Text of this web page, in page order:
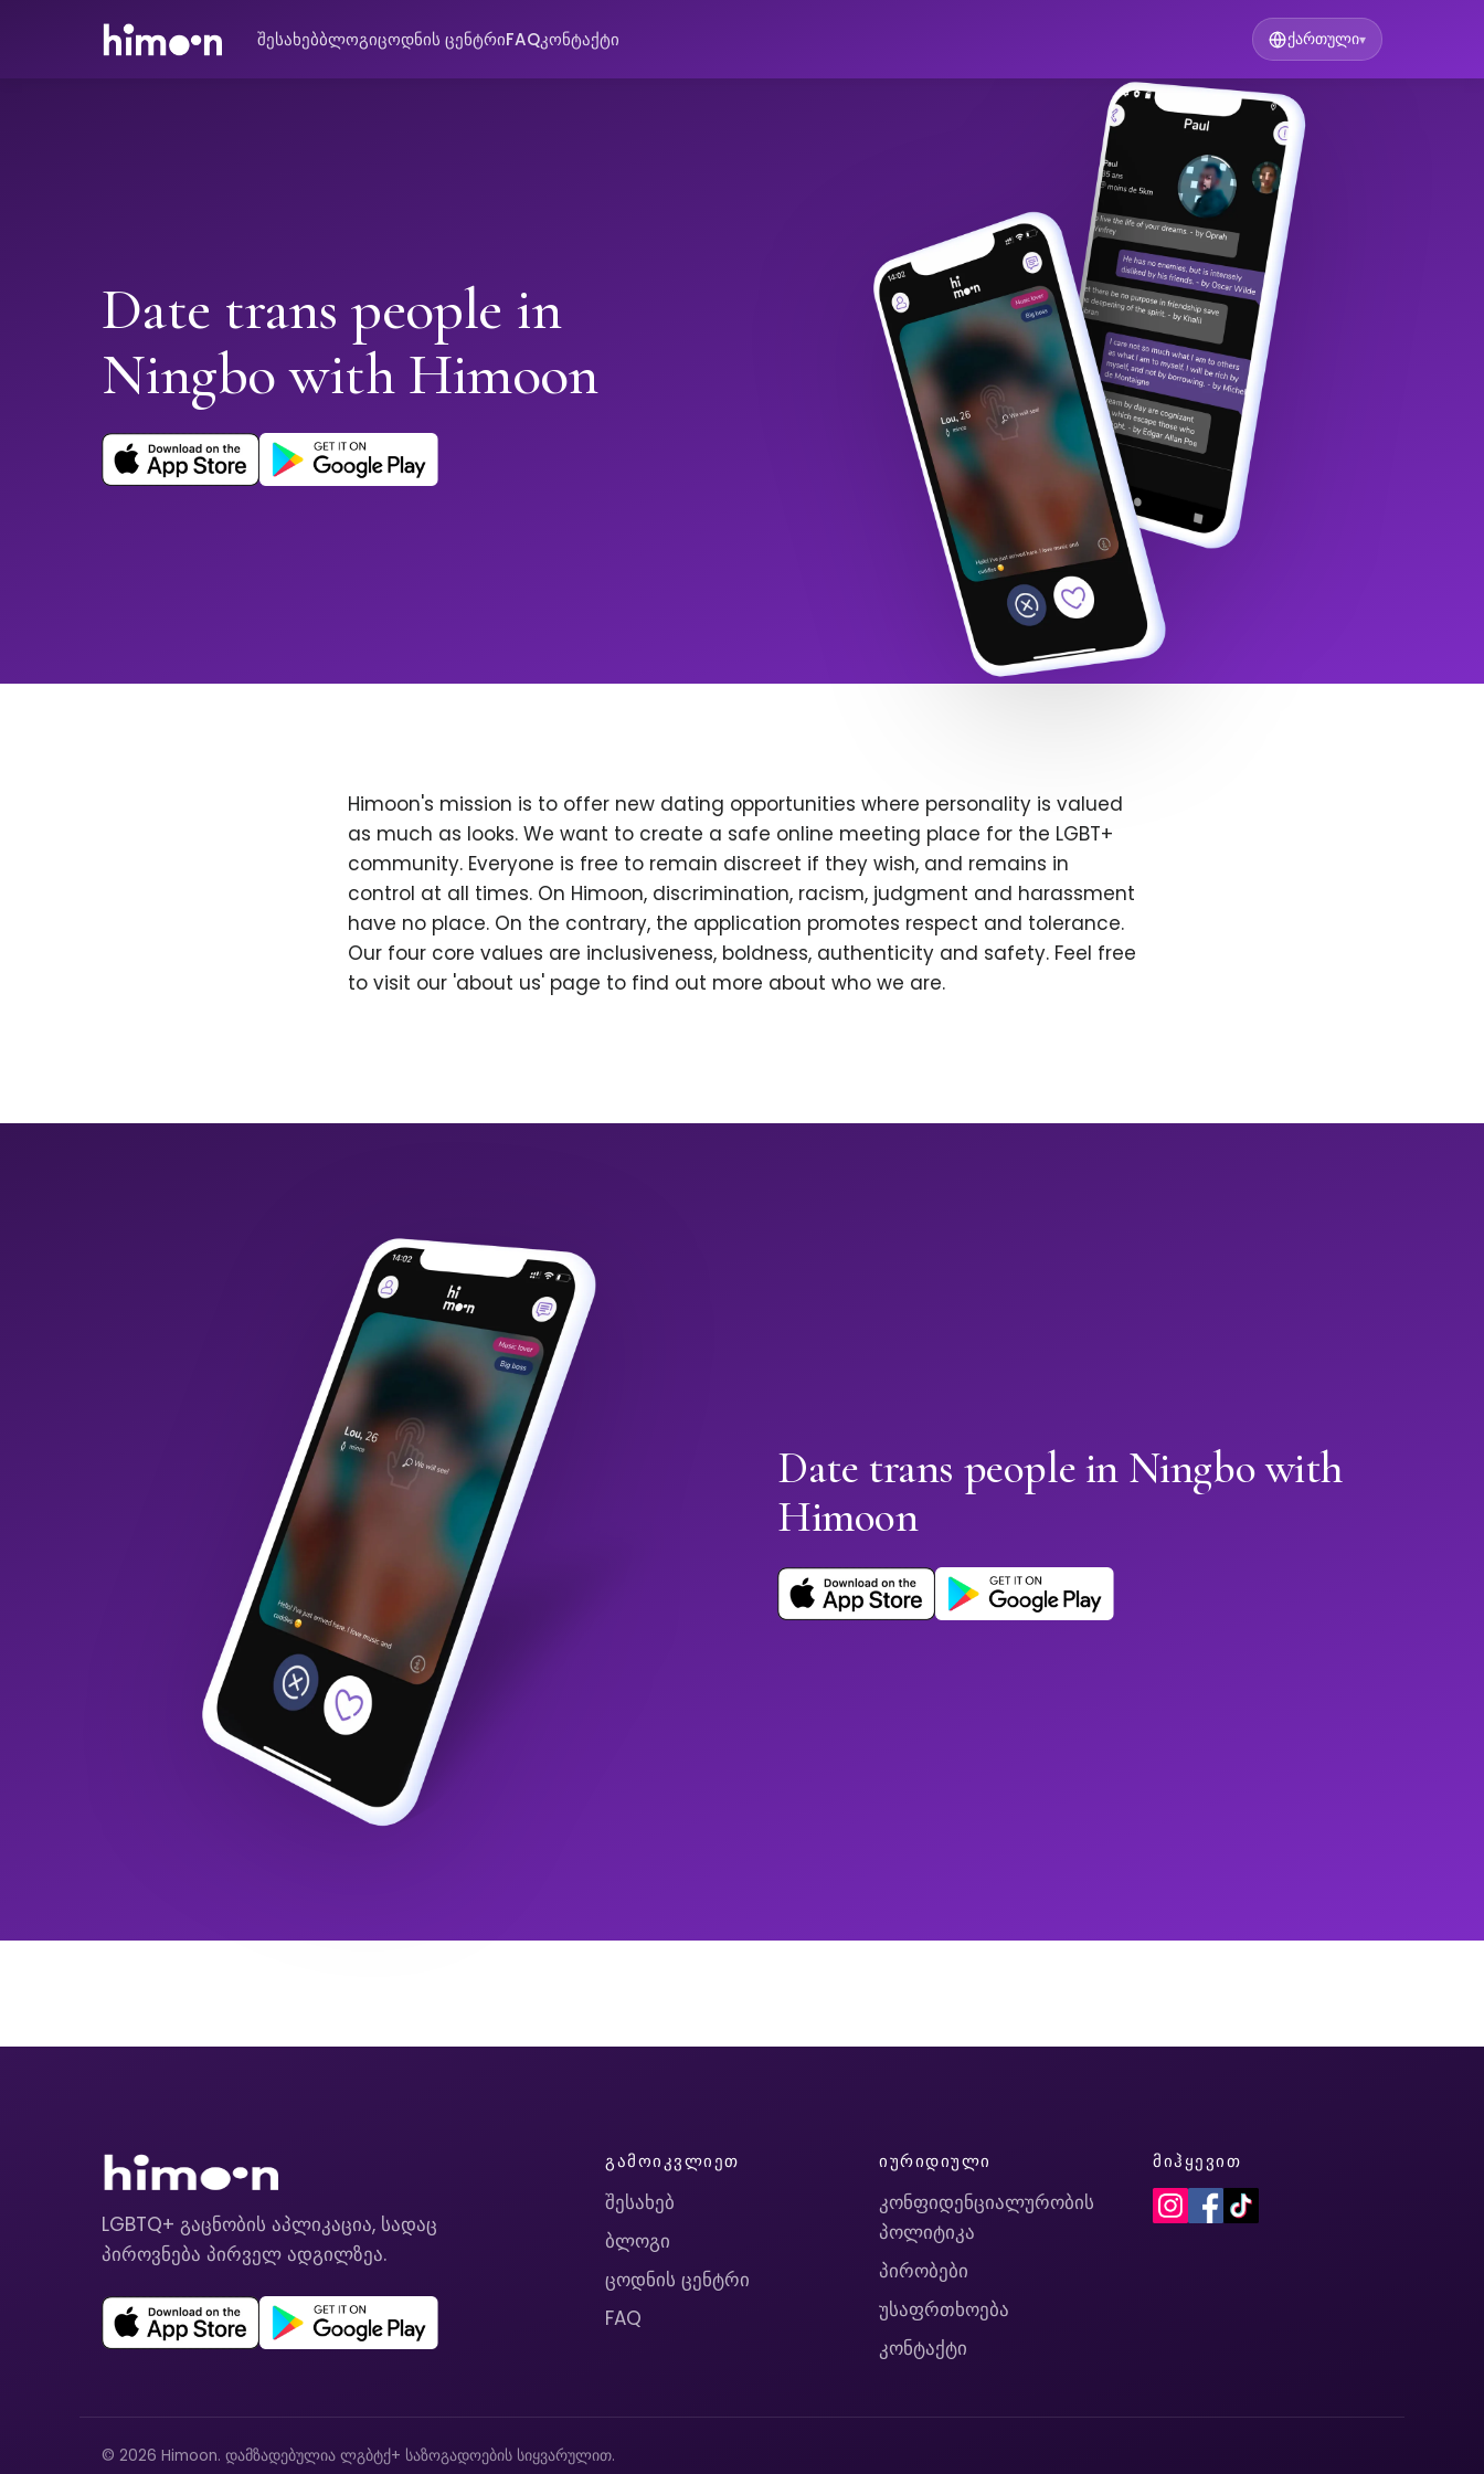
შესახებბლოგიცოდნის ცენტრიFAQკონტაქტი ქართული▾
Date trans people in
Ningbo with Himoon
Himoon's mission is to offer new dating opportunities where personality is valued
as much as looks. We want to create a safe online meeting place for the LGBT+
community. Everyone is free to remain discreet if they wish, and remains in
control at all times. On Himoon, discrimination, racism, judgment and harassment
have no place. On the contrary, the application promotes respect and tolerance.
Our four core values are inclusiveness, boldness, authenticity and safety. Feel free
to visit our 'about us' page to find out more about who we are.
Date trans people in Ningbo with
Himoon
LGBTQ+ გაცნობის აპლიკაცია, სადაც
პიროვნება პირველ ადგილზეა.
ᲒᲐᲛᲝᲘᲙᲕᲚᲘᲔᲗ
შესახებ
ბლოგი
ცოდნის ცენტრი
FAQ
ᲘᲣᲠᲘᲓᲘᲣᲚᲘ
კონფიდენციალურობის
პოლიტიკა
პირობები
უსაფრთხოება
კონტაქტი
ᲛᲘᲰᲧᲔᲕᲘᲗ
© 2026 Himoon. დამზადებულია ლგბტქ+ საზოგადოების სიყვარულით.